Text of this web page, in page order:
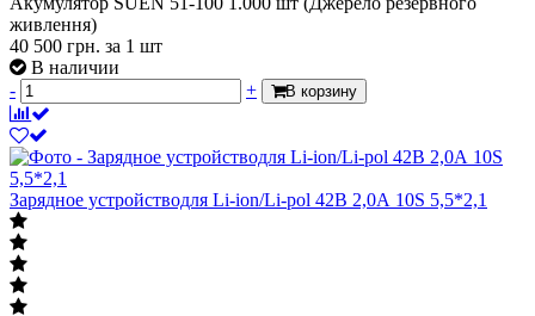
живлення)
40 500 грн. за 1 шт
В наличии
-
+ В корзину
Зарядное устройстводля Li-ion/Li-pol 42В 2,0А 10S 5,5*2,1